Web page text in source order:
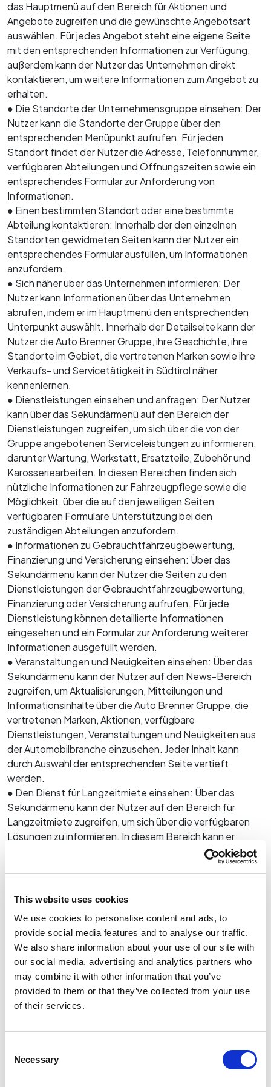
This website uses cookies
We use cookies to personalise content and ads, to
provide social media features and to analyse our traffic.
We also share information about your use of our site with
our social media, advertising and analytics partners who
may combine it with other information that you’ve
provided to them or that they’ve collected from your use
of their services.
Selection
Necessary
das Hauptmenü auf den Bereich für Aktionen und
Angebote zugreifen und die gewünschte Angebotsart
auswählen. Für jedes Angebot steht eine eigene Seite
mit den entsprechenden Informationen zur Verfügung;
außerdem kann der Nutzer das Unternehmen direkt
kontaktieren, um weitere Informationen zum Angebot zu
erhalten.
● Die Standorte der Unternehmensgruppe einsehen: Der
Nutzer kann die Standorte der Gruppe über den
entsprechenden Menüpunkt aufrufen. Für jeden
Standort findet der Nutzer die Adresse, Telefonnummer,
verfügbaren Abteilungen und Öffnungszeiten sowie ein
entsprechendes Formular zur Anforderung von
Informationen.
● Einen bestimmten Standort oder eine bestimmte
Abteilung kontaktieren: Innerhalb der den einzelnen
Standorten gewidmeten Seiten kann der Nutzer ein
entsprechendes Formular ausfüllen, um Informationen
anzufordern.
● Sich näher über das Unternehmen informieren: Der
Nutzer kann Informationen über das Unternehmen
abrufen, indem er im Hauptmenü den entsprechenden
Unterpunkt auswählt. Innerhalb der Detailseite kann der
Nutzer die Auto Brenner Gruppe, ihre Geschichte, ihre
Standorte im Gebiet, die vertretenen Marken sowie ihre
Verkaufs- und Servicetätigkeit in Südtirol näher
kennenlernen.
● Dienstleistungen einsehen und anfragen: Der Nutzer
kann über das Sekundärmenü auf den Bereich der
Dienstleistungen zugreifen, um sich über die von der
Gruppe angebotenen Serviceleistungen zu informieren,
darunter Wartung, Werkstatt, Ersatzteile, Zubehör und
Karosseriearbeiten. In diesen Bereichen finden sich
nützliche Informationen zur Fahrzeugpflege sowie die
Möglichkeit, über die auf den jeweiligen Seiten
verfügbaren Formulare Unterstützung bei den
zuständigen Abteilungen anzufordern.
● Informationen zu Gebrauchtfahrzeugbewertung,
Finanzierung und Versicherung einsehen: Über das
Sekundärmenü kann der Nutzer die Seiten zu den
Dienstleistungen der Gebrauchtfahrzeugbewertung,
Finanzierung oder Versicherung aufrufen. Für jede
Dienstleistung können detaillierte Informationen
eingesehen und ein Formular zur Anforderung weiterer
Informationen ausgefüllt werden.
● Veranstaltungen und Neuigkeiten einsehen: Über das
Sekundärmenü kann der Nutzer auf den News-Bereich
zugreifen, um Aktualisierungen, Mitteilungen und
Informationsinhalte über die Auto Brenner Gruppe, die
vertretenen Marken, Aktionen, verfügbare
Dienstleistungen, Veranstaltungen und Neuigkeiten aus
der Automobilbranche einzusehen. Jeder Inhalt kann
durch Auswahl der entsprechenden Seite vertieft
werden.
● Den Dienst für Langzeitmiete einsehen: Über das
Sekundärmenü kann der Nutzer auf den Bereich für
Langzeitmiete zugreifen, um sich über die verfügbaren
Lösungen zu informieren. In diesem Bereich kann er
Informationen über den Dienst, die Vorteile der
Langzeitmiete, die Nutzungsmodalitäten sowie etwaige
● Die Website zum Thema Outdoor aufrufen: Der Nutzer
Link nutzen, um das dem Outdoor-Bereich gewidmete
Portal aufzurufen und die entsprechenden Inhalte,
Dienstleistungen und Produkte einzusehen.
● Auf den B2B-Bereich zugreifen: Der Nutzer kann über
das Sekundärmenü und die entsprechende Menüoption
auf den B2B-Bereich des Unternehmens zugreifen.
● Sich auf eine Stelle bewerben: Über das Hauptmenü
zugreifen und die offenen Stellen einsehen. Außerdem
hat er die Möglichkeit, ein Formular auszufüllen und seinen